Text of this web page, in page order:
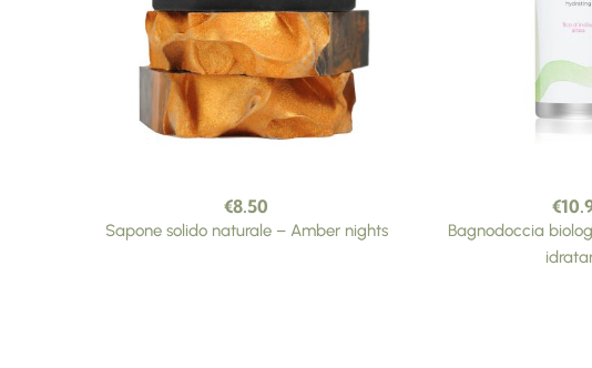
€8.50
Sapone solido naturale – Amber nights
€
Bagnodoccia